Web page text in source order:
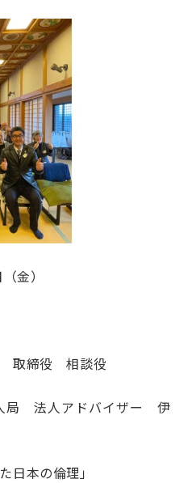
金）
取締役 相談役
局 法人アドバイザー 伊
日本の倫理」